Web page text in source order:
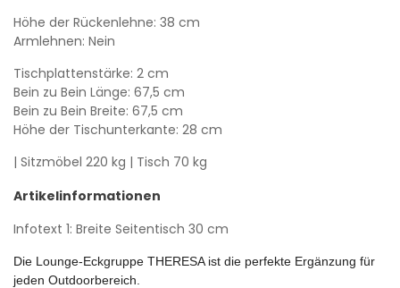
Höhe der Rückenlehne: 38 cm
Armlehnen: Nein
Tischplattenstärke: 2 cm
Bein zu Bein Länge: 67,5 cm
Bein zu Bein Breite: 67,5 cm
Höhe der Tischunterkante: 28 cm
| Sitzmöbel 220 kg | Tisch 70 kg
Artikelinformationen
Infotext 1: Breite Seitentisch 30 cm
Die Lounge-Eckgruppe THERESA ist die perfekte Ergänzung für
jeden Outdoorbereich.